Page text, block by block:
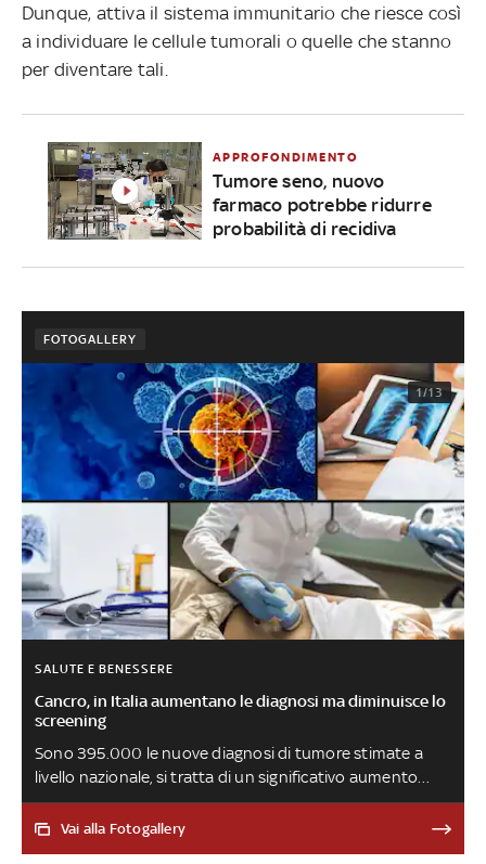
Dunque, attiva il sistema immunitario che riesce così
a individuare le cellule tumorali o quelle che stanno
per diventare tali.
APPROFONDIMENTO
Tumore seno, nuovo
farmaco potrebbe ridurre
probabilità di recidiva
FOTOGALLERY
1/13
SALUTE E BENESSERE
Cancro, in Italia aumentano le diagnosi ma diminuisce lo
screening
Sono 395.000 le nuove diagnosi di tumore stimate a
livello nazionale, si tratta di un significativo aumento
registrato negli ultimi 3 anni: 18.400 in più rispetto il
2020, allo stesso tempo, però, si assiste a un calo del 3%
Vai alla Fotogallery